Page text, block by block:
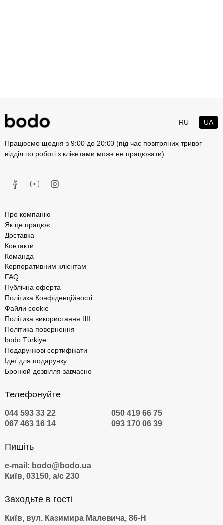
RU UA
Працюємо щодня з 9:00 до 20:00 (під час повітряних тривог
відділ по роботі з клієнтами може не працювати)
Про компанію
Як це працює
Доставка
Контакти
Команда
Корпоративним клієнтам
FAQ
Публічна оферта
Політика Конфіденційності
Файли cookie
Політика використання ШІ
Політика повернення
bodo Türkiye
Подарункові сертифікати
Ідеї для подарунку
Бронюй дозвілля завчасно
Телефонуйте
044 593 33 22
050 419 66 75
067 463 16 14
093 170 06 39
Пишіть
e-mail: bodo@bodo.ua
Київ, 03150, а/с 230
Заходьте в гості
Київ, вул. Казимира Малевича, 86-Н